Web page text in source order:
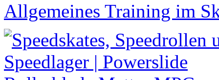
Allgemeines Training im